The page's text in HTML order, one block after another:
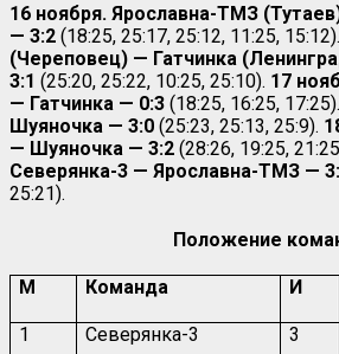
16 ноября. Ярославна-ТМЗ
— 3:2 (18:25, 25:17, 25:12, 11:25, 15:12).
(Череповец) — Гатчинка
3:1 (25:20, 25:22, 10:25, 25:10). 17
— Гатчинка — 0:3 (18:25, 16:25, 17:25).
Шуяночка — 3:0 (25:23, 25:13, 25:9).
— Шуяночка — 3:2 (28:26, 19:25,
Северянка-3 — Ярославна-ТМЗ —
25:21).
Положение
М Команда И
1 Северянка-3 3